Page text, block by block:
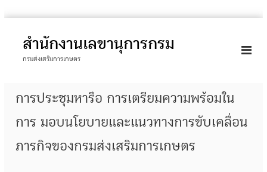
สำนักงานเลขานุการกรม
กรมส่งเสริมการเกษตร
การประชุมหารือ การเตรียมความพร้อมใน
การ มอบนโยบายและแนวทางการขับเคลื่อน
ภารกิจของกรมส่งเสริมการเกษตร